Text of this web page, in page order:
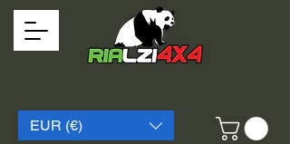
EUR (€)